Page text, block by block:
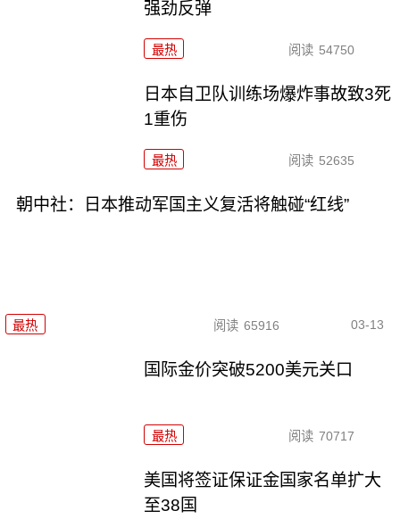
强劲反弹
最热 阅读 54750
日本自卫队训练场爆炸事故致3死
1重伤
最热 阅读 52635
朝中社：日本推动军国主义复活将触碰“红线”
最热 阅读 65916 03-13
国际金价突破5200美元关口
最热 阅读 70717
美国将签证保证金国家名单扩大
至38国